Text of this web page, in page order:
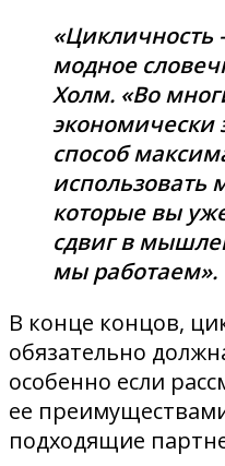
«Цикличность
модное
Холм. «Во
способ
использовать
которые вы
сдвиг в
мы работаем».
В конце концов,
обязательно
особенно если
ее
подходящие